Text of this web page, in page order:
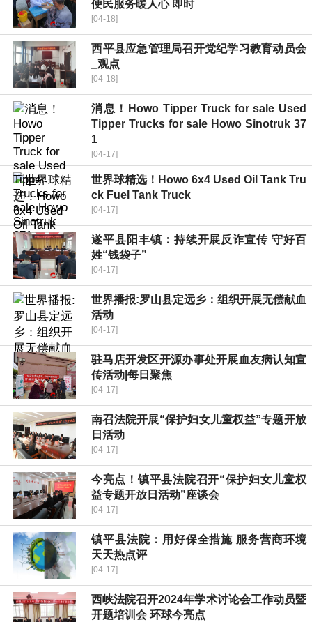
便民服务暖人心 即时
[04-18]
​西平县应急管理局召开党纪学习教育动员会
_观点
[04-18]
消息！Howo Tipper Truck for sale Used
Tipper Trucks for sale Howo Sinotruk 37
1
[04-17]
世界球精选！Howo 6x4 Used Oil Tank Tru
ck Fuel Tank Truck
[04-17]
遂平县阳丰镇：持续开展反诈宣传 守好百
姓“钱袋子”
[04-17]
世界播报:​罗山县定远乡：组织开展无偿献血
活动
[04-17]
驻马店开发区开源办事处开展血友病认知宣
传活动|每日聚焦
[04-17]
南召法院开展“保护妇女儿童权益”专题开放
日活动
[04-17]
今亮点！镇平县法院召开“保护妇女儿童权
益专题开放日活动”座谈会
[04-17]
镇平县法院：用好保全措施 服务营商环境
天天热点评
[04-17]
西峡法院召开2024年学术讨论会工作动员暨
开题培训会 环球今亮点